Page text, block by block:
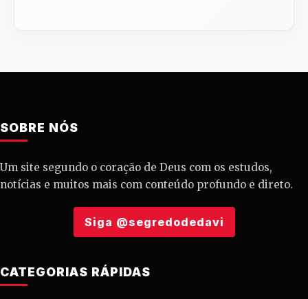
SOBRE NÓS
Um site segundo o coração de Deus com os estudos,
notícias e muitos mais com conteúdo profundo e direto.
Siga @segredodedavi
CATEGORIAS RÁPIDAS